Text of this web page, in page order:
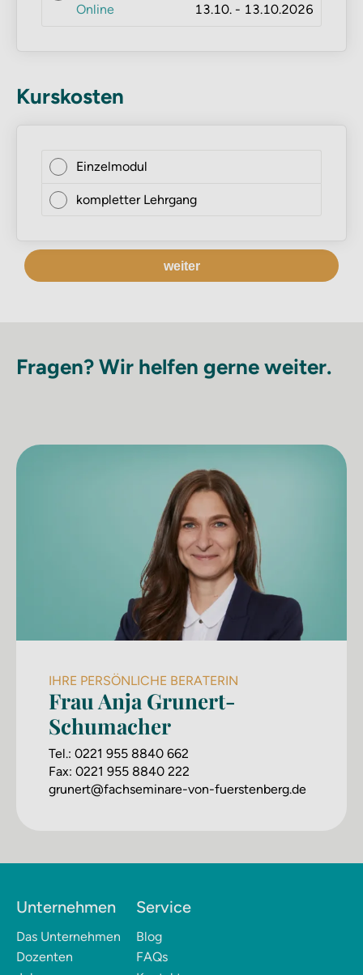
Online
13.10. - 13.10.2026
Kurskosten
Einzelmodul
kompletter Lehrgang
weiter
Fragen? Wir helfen gerne weiter.
IHRE PERSÖNLICHE BERATERIN
Frau Anja Grunert-
Schumacher
Tel.: 0221 955 8840 662
Fax: 0221 955 8840 222
grunert@fachseminare-von-fuerstenberg.de
Unternehmen
Das Unternehmen
Dozenten
Service
Blog
FAQs